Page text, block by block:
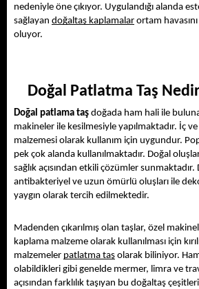
nedeniyle öne çıkıyor. Uygulandığı alanda
sağlayan doğaltaş kaplamalar ortam
oluyor.
Doğal Patlatma Taş
Doğal patlama taş doğada ham hali ile
makineler ile kesilmesiyle yapılmaktadır. İç
malzemesi olarak kullanım için uygundur.
pek çok alanda kullanılmaktadır. Doğal
sağlık açısından etkili çözümler sunmaktadır.
antibakteriyel ve uzun ömürlü oluşları ile
yaygın olarak tercih edilmektedir.
Madenden çıkarılmış olan taşlar, özel
kaplama malzeme olarak kullanılması için
malzemeler patlatma taş olarak biliniyor.
olabildikleri gibi genelde mermer, limra ve
açısından farklılık taşıyan bu doğaltaş